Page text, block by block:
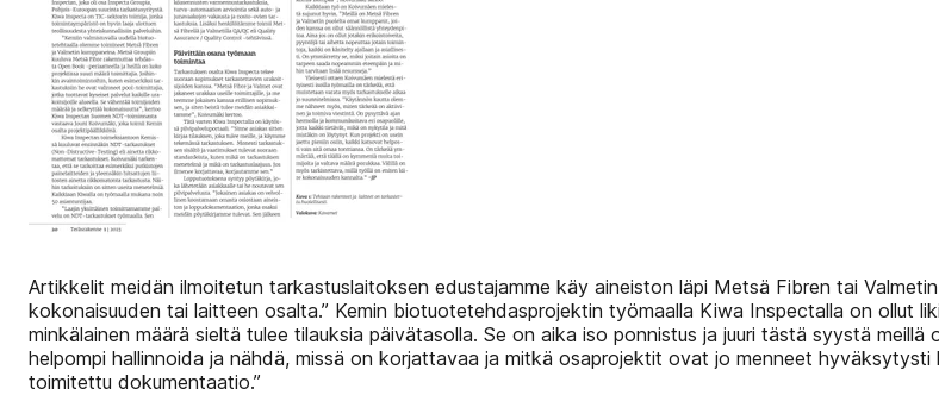
Artikkelit meidän ilmoitetun tarkastuslaitoksen edustajamme käy aineiston läpi Metsä Fibren tai
kokonaisuuden tai laitteen osalta.” Kemin biotuotetehdasprojektin työmaalla Kiwa Inspectalla on ollut
minkälainen määrä sieltä tulee tilauksia päivätasolla. Se on aika iso ponnistus ja juuri tästä syystä
helpompi hallinnoida ja nähdä, missä on korjattavaa ja mitkä osaprojektit ovat jo menneet
toimitettu dokumentaatio.”